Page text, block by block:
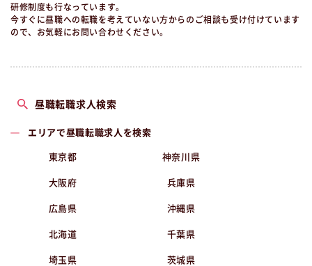
研修制度も行なっています。
今すぐに昼職への転職を考えていない方からのご相談も受け付けています
ので、お気軽にお問い合わせください。
昼職転職求人検索
エリアで昼職転職求人を検索
東京都 神奈川県
大阪府 兵庫県
広島県 沖縄県
北海道 千葉県
埼玉県 茨城県